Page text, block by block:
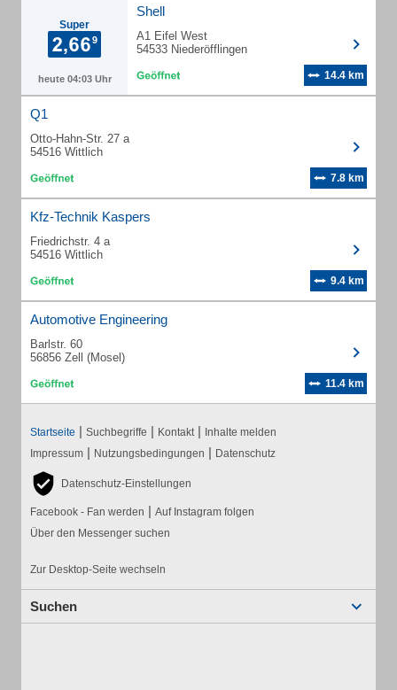
Super
heute 04:03 Uhr
Shell
A1 Eifel West
54533 Niederöfflingen
14.4 km
Q1
Otto-Hahn-Str. 27 a
54516 Wittlich
7.8 km
Kfz-Technik Kaspers
Friedrichstr. 4 a
54516 Wittlich
9.4 km
Automotive Engineering
Barlstr. 60
56856 Zell (Mosel)
11.4 km
Startseite | Suchbegriffe | Kontakt | Inhalte melden
Impressum | Nutzungsbedingungen | Datenschutz
Datenschutz-Einstellungen
Facebook - Fan werden | Auf Instagram folgen
Über den Messenger suchen
Zur Desktop-Seite wechseln
Suchen